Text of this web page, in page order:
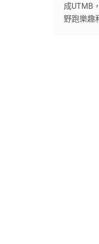
成UTMB
野跑樂趣